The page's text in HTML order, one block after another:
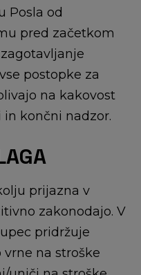
Posla od
pred začetkom
postopke za
na kakovost
končni nadzor.
prijazna v
zakonodajo. V
pridržuje
na stroške